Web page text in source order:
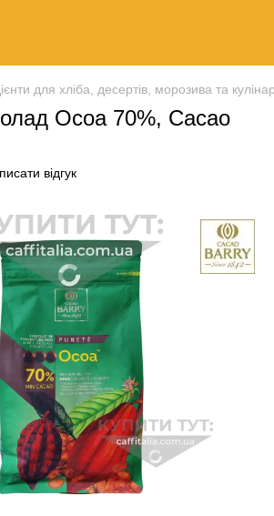
для хліба, десертів, морозива та
Ocoa 70%, Cacao
відгук